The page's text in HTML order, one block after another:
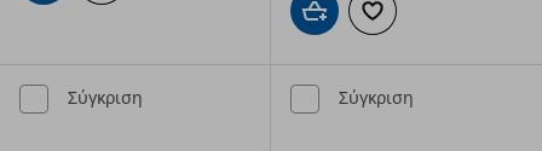
Προσθήκη στο καλάθι
Προσθήκη στα
Σύγκριση Σύγκριση